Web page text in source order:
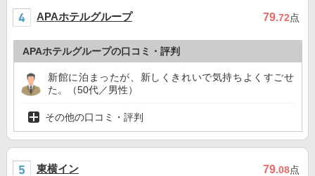
APAホテルグループ 79.72点
APAホテルグループの口コミ・評判
新館に泊まったが、新しくきれいで気持ちよくすごせ
た。（50代／男性）
その他の口コミ・評判
東横イン 79.08点